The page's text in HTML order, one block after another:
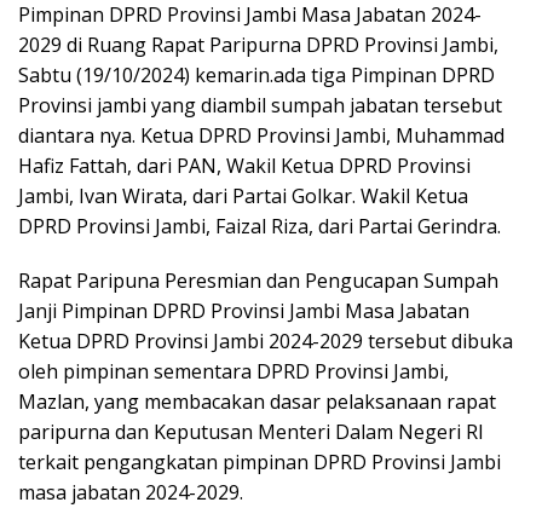
Pimpinan DPRD Provinsi Jambi Masa Jabatan 2024-
2029 di Ruang Rapat Paripurna DPRD Provinsi Jambi,
Sabtu (19/10/2024) kemarin.ada tiga Pimpinan DPRD
Provinsi jambi yang diambil sumpah jabatan tersebut
diantara nya. Ketua DPRD Provinsi Jambi, Muhammad
Hafiz Fattah, dari PAN, Wakil Ketua DPRD Provinsi
Jambi, Ivan Wirata, dari Partai Golkar. Wakil Ketua
DPRD Provinsi Jambi, Faizal Riza, dari Partai Gerindra.
Rapat Paripuna Peresmian dan Pengucapan Sumpah
Janji Pimpinan DPRD Provinsi Jambi Masa Jabatan
Ketua DPRD Provinsi Jambi 2024-2029 tersebut dibuka
oleh pimpinan sementara DPRD Provinsi Jambi,
Mazlan, yang membacakan dasar pelaksanaan rapat
paripurna dan Keputusan Menteri Dalam Negeri RI
terkait pengangkatan pimpinan DPRD Provinsi Jambi
masa jabatan 2024-2029.